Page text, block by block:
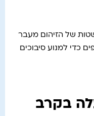
של הזיהום מעבר
כדי למנוע סיבוכים
בקרב